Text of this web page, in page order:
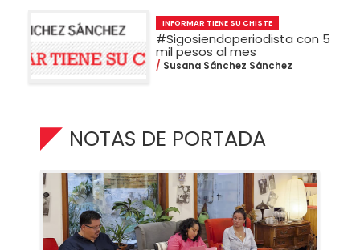
INFORMAR TIENE SU CHISTE
#Sigosiendoperiodista con 5
mil pesos al mes
Susana Sánchez Sánchez
NOTAS DE PORTADA